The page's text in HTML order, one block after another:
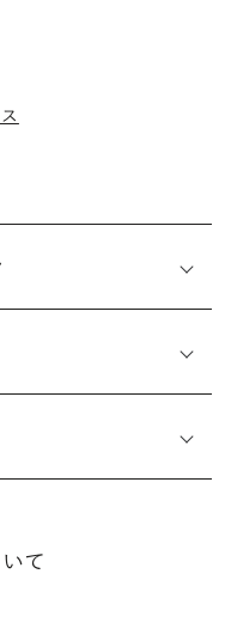
6文字まで刻印可能
なく購入後の刻印も、
料にて承ります（デザ
。て